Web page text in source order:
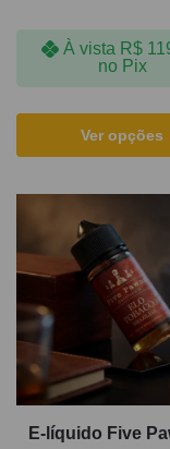
À vista R$
no Pix
Ver opções
E-líquido Five